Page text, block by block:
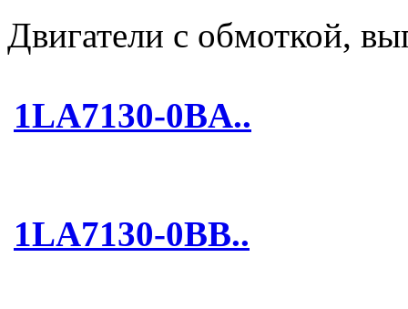
Двигатели с обмоткой,
1LA7130-0BA..
1LA7130-0BB..